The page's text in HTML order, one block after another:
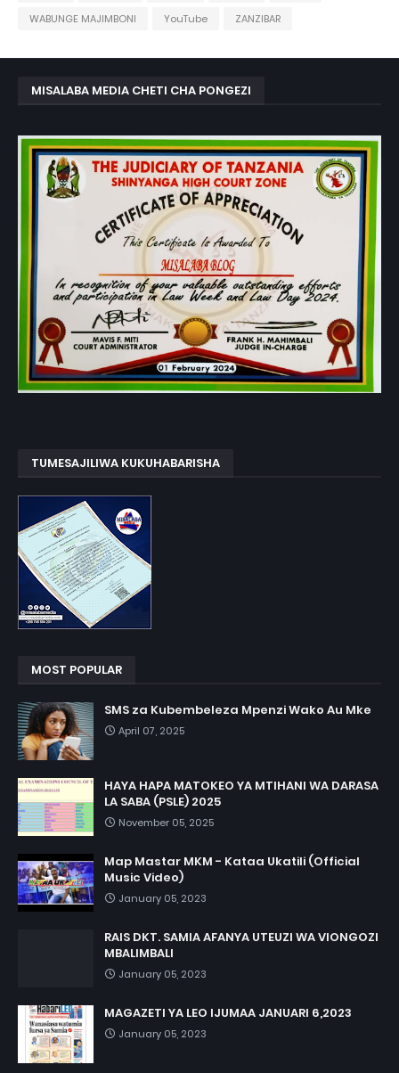
WABUNGE MAJIMBONI
YouTube ZANZIBAR
MISALABA MEDIA CHETI CHA PONGEZI
TUMESAJILIWA KUKUHABARISHA
MOST POPULAR
SMS za Kubembeleza Mpenzi Wako Au Mke
April 07, 2025
HAYA HAPA MATOKEO YA MTIHANI WA DARASA
LA SABA (PSLE) 2025
November 05, 2025
Map Mastar MKM - Kataa Ukatili (Official
Music Video)
January 05, 2023
RAIS DKT. SAMIA AFANYA UTEUZI WA VIONGOZI
MBALIMBALI
January 05, 2023
MAGAZETI YA LEO IJUMAA JANUARI 6,2023
January 05, 2023